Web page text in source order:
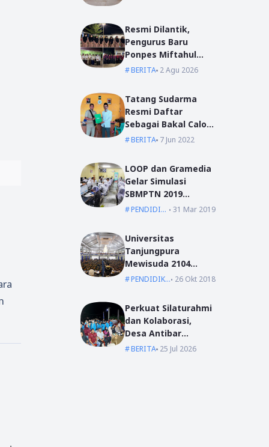
Resmi Dilantik,
Pengurus Baru
Ponpes Miftahul
Ulum Siap Emban
BERITA 2 Agu 2026
Tatang Sudarma
Resmi Daftar
Sebagai Bakal Calon
Kepala Desa Mas
BERITA 7 Jun 2022
LOOP dan Gramedia
Gelar Simulasi
SBMPTN 2019
Serentak Se-
PENDIDIKAN31 Mar 2019
Universitas
Tanjungpura
Mewisuda 2104
Lulusan pada
PENDIDIKAN26 Okt 2018
Perkuat Silaturahmi
dan Kolaborasi,
Desa Antibar
Sambut Mahasiswa
BERITA 25 Jul 2026